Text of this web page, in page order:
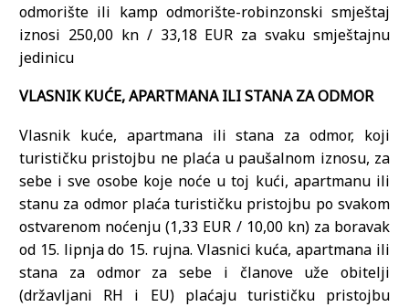
odmorište ili kamp odmorište-robinzonski smještaj
iznosi 250,00 kn / 33,18 EUR za svaku smještajnu
jedinicu
VLASNIK KUĆE, APARTMANA ILI STANA ZA ODMOR
Vlasnik kuće, apartmana ili stana za odmor, koji
turističku pristojbu ne plaća u paušalnom iznosu, za
sebe i sve osobe koje noće u toj kući, apartmanu ili
stanu za odmor plaća turističku pristojbu po svakom
ostvarenom noćenju (1,33 EUR / 10,00 kn) za boravak
od 15. lipnja do 15. rujna. Vlasnici kuća, apartmana ili
stana za odmor za sebe i članove uže obitelji
(državljani RH i EU) plaćaju turističku pristojbu